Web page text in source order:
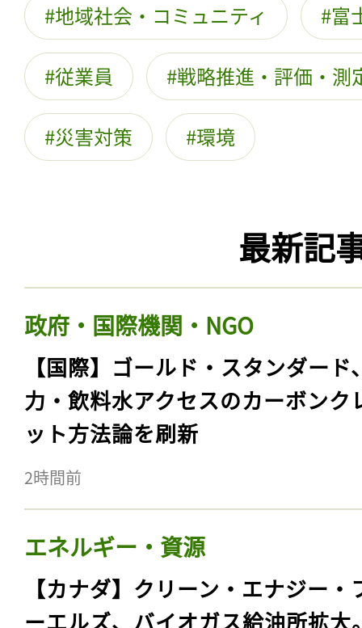
地域社会・コミュニティ 富
従業員 戦略推進・評価・測
災害対策 環境
最新記
政府・国際機関・NGO
【国際】ゴールド・スタンダード
力・飲料水アクセスのカーボンク
ット方法論を刷新
2時間前
エネルギー・資源
【カナダ】クリーン・エナジー・
ーエルズ、バイオガス給油所拡大